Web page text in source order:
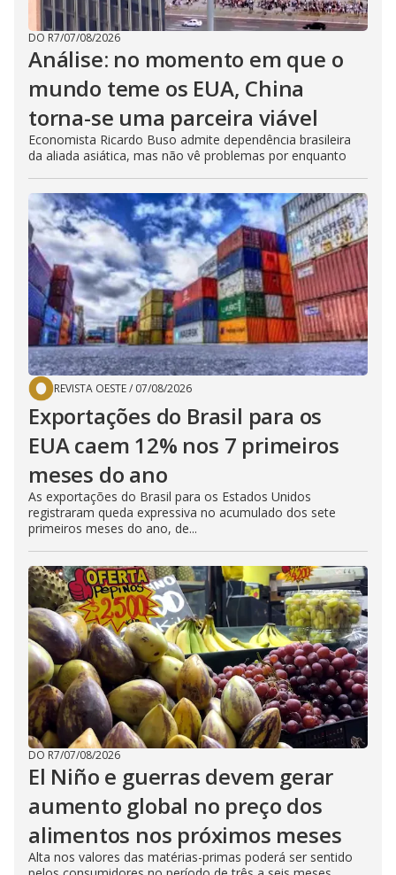
DO R7/07/08/2026
Análise: no momento em que o
mundo teme os EUA, China
torna-se uma parceira viável
Economista Ricardo Buso admite dependência brasileira
da aliada asiática, mas não vê problemas por enquanto
REVISTA OESTE/ 07/08/2026
Exportações do Brasil para os
EUA caem 12% nos 7 primeiros
meses do ano
As exportações do Brasil para os Estados Unidos
registraram queda expressiva no acumulado dos sete
primeiros meses do ano, de...
DO R7/07/08/2026
El Niño e guerras devem gerar
aumento global no preço dos
alimentos nos próximos meses
Alta nos valores das matérias-primas poderá ser sentido